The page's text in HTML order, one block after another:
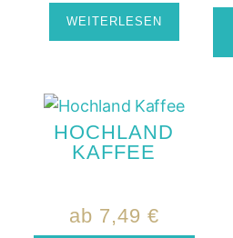
WEITERLESEN
HOCHLAND
KAFFEE
ab 7,49 €